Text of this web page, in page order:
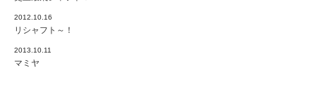
2012.10.16
リシャフト～！
2013.10.11
マミヤ